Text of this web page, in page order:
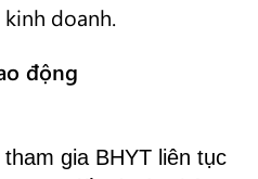
doanh.
động
gia BHYT liên tục